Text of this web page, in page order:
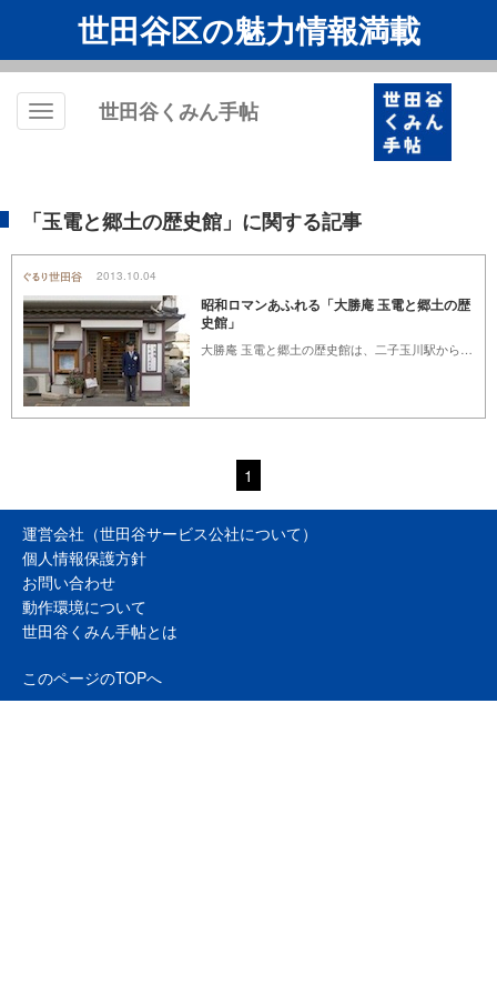
世田谷区の魅力情報満載
Toggle
世田谷くみん手帖
「玉電と郷土の歴史館」に関する記事
2013.10.04
昭和ロマンあふれる「大勝庵 玉電と郷土の歴
史館」
1
運営会社（世田谷サービス公社について）
個人情報保護方針
お問い合わせ
動作環境について
世田谷くみん手帖とは
このページのTOPへ